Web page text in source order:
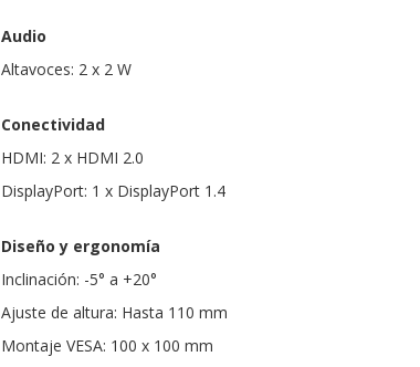
Audio
Altavoces: 2 x 2 W
Conectividad
HDMI: 2 x HDMI 2.0
DisplayPort: 1 x DisplayPort 1.4
Diseño y ergonomía
Inclinación: -5° a +20°
Ajuste de altura: Hasta 110 mm
Montaje VESA: 100 x 100 mm